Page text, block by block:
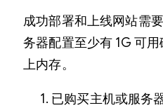
成功部署和上线网站需
务器配置至少有 1G 可
上内存。
已购买主机或服务